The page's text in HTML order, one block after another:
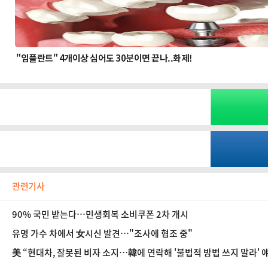
관련기사
90% 국민 받는다…민생회복 소비쿠폰 2차 개시
유명 가수 차에서 女시신 발견…"조사에 협조 중"
美 “현대차, 잘못된 비자 소지…韓에 연락해 '불법적 방법 쓰지 말라'